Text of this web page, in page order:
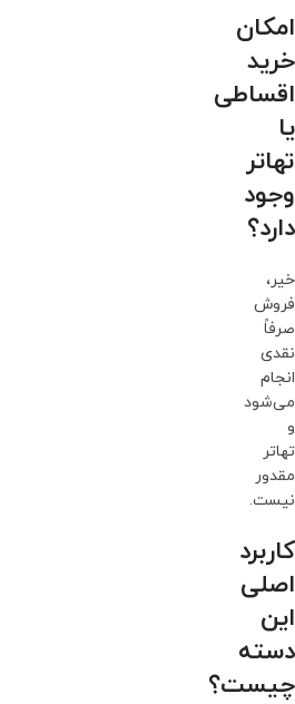
امکان
خرید
اقساطی
یا
تهاتر
وجود
دارد؟
خیر،
فروش
صرفاً
نقدی
انجام
می‌شود
و
تهاتر
مقدور
نیست.
کاربرد
اصلی
این
دسته
چیست؟